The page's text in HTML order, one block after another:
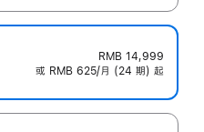
RMB 14,999
或 RMB 625/月 (24 期) 起